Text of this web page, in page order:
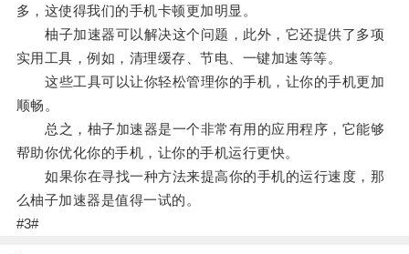
多，这使得我们的手机卡顿更加明显。
柚子加速器可以解决这个问题，此外，它还提供了多项
实用工具，例如，清理缓存、节电、一键加速等等。
这些工具可以让你轻松管理你的手机，让你的手机更加
顺畅。
总之，柚子加速器是一个非常有用的应用程序，它能够
帮助你优化你的手机，让你的手机运行更快。
如果你在寻找一种方法来提高你的手机的运行速度，那
么柚子加速器是值得一试的。
#3#